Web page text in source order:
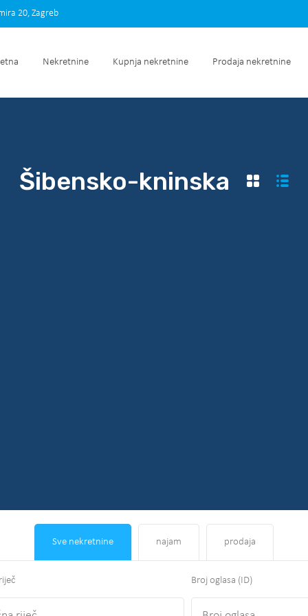
Početna Nekretnine Kupnja nekretnine Prodaja
20, Zagreb
Nekretnine Kupnja nekretnine Prodaja nekretnine
Šibensko-kninska
Sve nekretnine najam prodaja
Broj oglasa (ID)